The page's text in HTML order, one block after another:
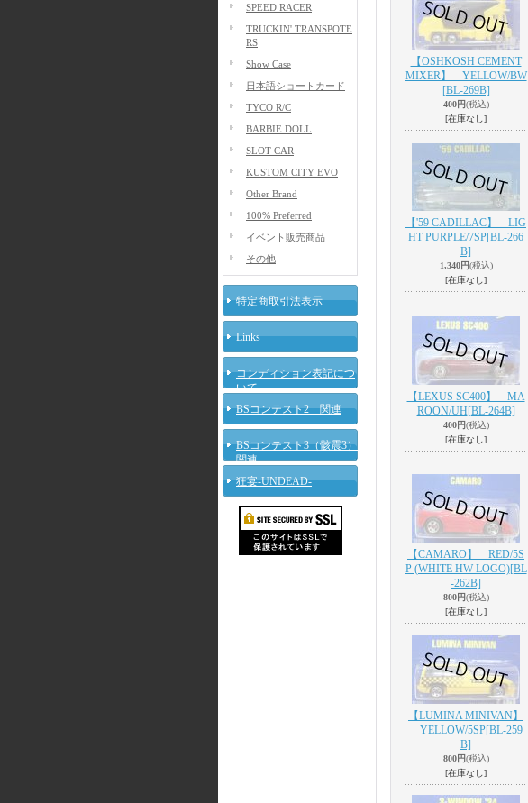
SPEED RACER
TRUCKIN' TRANSPOTE
RS
Show Case
日本語ショートカード
TYCO R/C
BARBIE DOLL
SLOT CAR
KUSTOM CITY EVO
Other Brand
100% Preferred
イベント販売商品
その他
特定商取引法表示
Links
コンディション表記につ
いて
BSコンテスト2 関連
BSコンテスト3（骸震3）
関連
狂宴-UNDEAD-
【OSHKOSH CEMENT
MIXER】 YELLOW/BW
[BL-269B]
400円(税込)
[在庫なし]
【'59 CADILLAC】 LIG
HT PURPLE/7SP[BL-266
B]
1,340円(税込)
[在庫なし]
【LEXUS SC400】 MA
ROON/UH[BL-264B]
400円(税込)
[在庫なし]
【CAMARO】 RED/5S
P (WHITE HW LOGO)[BL
-262B]
800円(税込)
[在庫なし]
【LUMINA MINIVAN】
YELLOW/5SP[BL-259
B]
800円(税込)
[在庫なし]